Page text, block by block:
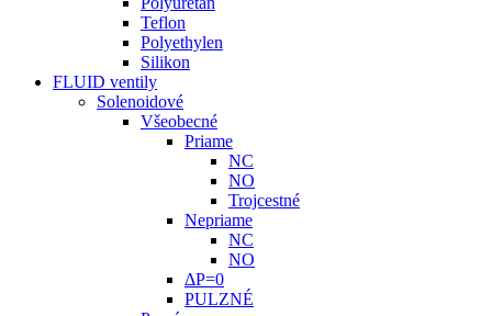
Teflon
Polyethylen
Silikon
FLUID ventily
Solenoidové
Všeobecné
Priame
NC
NO
Trojcestné
Nepriame
NC
NO
ΔP=0
PULZNÉ